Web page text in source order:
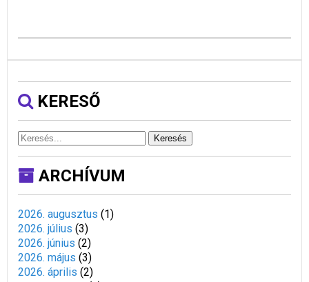
KERESŐ
Keresés
ARCHÍVUM
2026. augusztus (1)
2026. július (3)
2026. június (2)
2026. május (3)
2026. április (2)